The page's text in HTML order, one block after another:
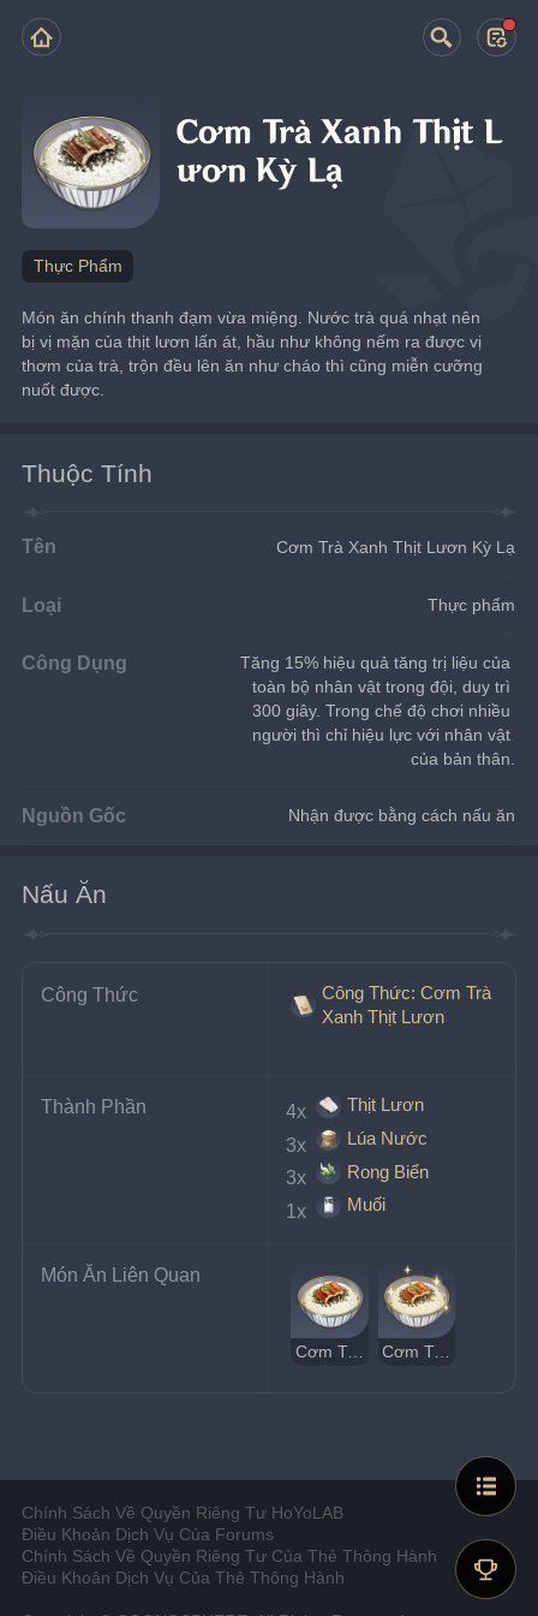
Cơm Trà Xanh Thịt L
ươn Kỳ Lạ
Thực Phẩm
Món ăn chính thanh đạm vừa miệng. Nước trà quá nhạt nên
bị vị mặn của thịt lươn lấn át, hầu như không nếm ra được vị
thơm của trà, trộn đều lên ăn như cháo thì cũng miễn cưỡng
nuốt được.
Thuộc Tính
Tên Cơm Trà Xanh Thịt Lươn Kỳ Lạ
Loại Thực phẩm
Công Dụng
Tăng 15% hiệu quả tăng trị liệu của
toàn bộ nhân vật trong đội, duy trì
300 giây. Trong chế độ chơi nhiều
người thì chỉ hiệu lực với nhân vật
của bản thân.
Nguồn Gốc Nhận được bằng cách nấu ăn
Nấu Ăn
Công Thức
Công Thức: Cơm Trà
Xanh Thịt Lươn
Thành Phần 4x
Thịt Lươn
3x
Lúa Nước
3x
Rong Biển
1x
Muối
Món Ăn Liên Quan
Cơm Trà Xanh Thịt Lươn Cơm Trà Xanh Thịt Lươn Ngon
Chính Sách Về Quyền Riêng Tư HoYoLAB
Điều Khoản Dịch Vụ Của Forums
Chính Sách Về Quyền Riêng Tư Của Thẻ Thông Hành
Điều Khoản Dịch Vụ Của Thẻ Thông Hành